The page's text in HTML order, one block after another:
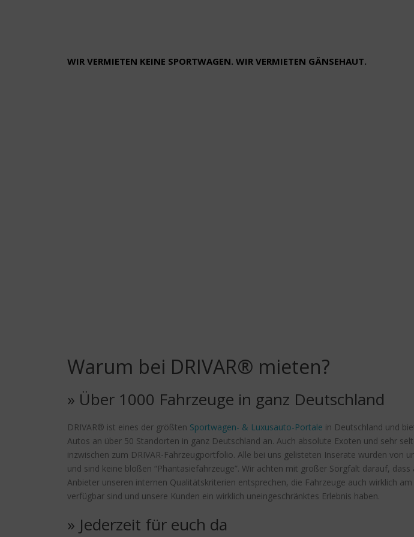
WIR VERMIETEN KEINE SPORTWAGEN. WIR VERMIETEN GÄNSEHAUT.
Warum bei DRIVAR® mieten?
» Über 1000 Fahrzeuge in ganz Deutschland
DRIVAR® ist eines der größten Sportwagen- & Luxusauto-Portale in Deutschland und
Autos an über 50 Standorten in ganz Deutschland an. Auch absolute Exoten und sehr
inzwischen zum DRIVAR-Fahrzeugportfolio. Alle bei uns gelisteten Inserate wurden von
und sind keine bloßen “Phantasiefahrzeuge”. Wir achten mit großer Sorgfalt darauf, dass
Anbieter unseren internen Qualitätskriterien entsprechen, die Fahrzeuge auch wirklich
verfügbar sind und unsere Kunden ein wirklich uneingeschränktes Erlebnis haben.
» Jederzeit für euch da